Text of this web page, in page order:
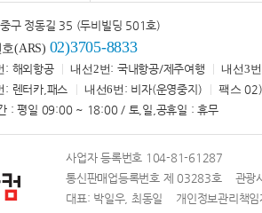
구 정동길 35 (두비빌딩 501호)
(ARS) 02)3705-8833
: 해외항공 내선2번: 국내항공/제주여행 내선3번
: 렌터카,패스 내선6번 : 비자(운영중지) 팩스
: 평일 09:00 ~ 18:00 / 토,일,공휴일 : 휴무
사업자 등록번호 104-81-61287
통신판매업등록번호 제 03283호 관광
대표: 박일우, 최동일 개인정보관리책